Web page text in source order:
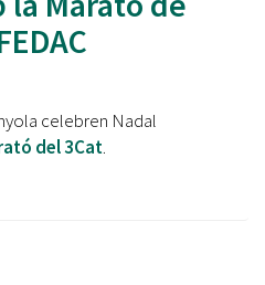
celebren Nadal
del 3Cat.